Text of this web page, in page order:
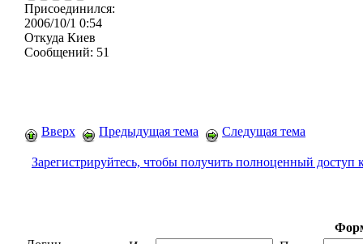
Присоединился:
2006/10/1 0:54
Откуда Киев
Сообщений: 51
Вверх Предыдущая тема Следущая тема
Зарегистрируйтесь, чтобы получить полноценный доступ